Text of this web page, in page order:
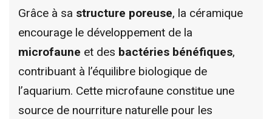
Grâce à sa structure poreuse, la céramique
encourage le développement de la
microfaune et des bactéries bénéfiques,
contribuant à l’équilibre biologique de
l’aquarium. Cette microfaune constitue une
source de nourriture naturelle pour les